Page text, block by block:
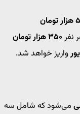
نفر۳۵۰ هزار تومان
واریز خواهد شد.
می‌شود که شامل سه